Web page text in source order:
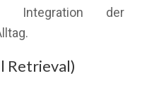
Integration der
Retrieval)